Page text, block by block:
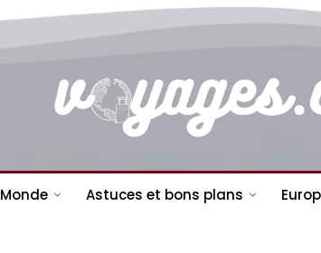
Monde Astuces et bons plans